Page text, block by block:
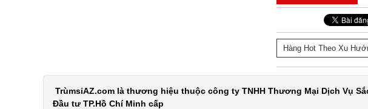
Hàng Hot Theo Xu
TrùmsỉAZ.com là thương hiệu thuộc công ty TNHH Thương Mại Dịch Vụ
Đầu tư TP.Hồ Chí Minh cấp